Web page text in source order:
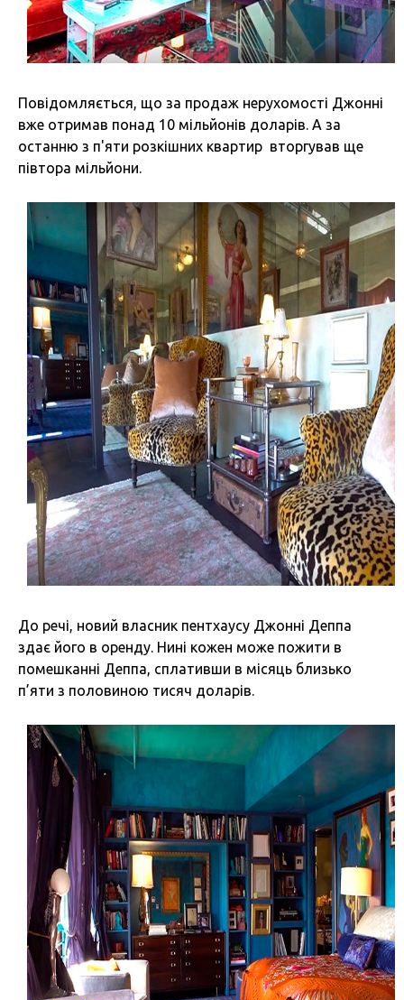
Повідомляється, що за продаж нерухомості Джонні
вже отримав понад 10 мільйонів доларів. А за
останню з п'яти розкішних квартир вторгував ще
півтора мільйони.
До речі, новий власник пентхаусу Джонні Деппа
здає його в оренду. Нині кожен може пожити в
помешканні Деппа, сплативши в місяць близько
п’яти з половиною тисяч доларів.